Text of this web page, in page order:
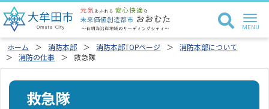
ホーム 消防本部 消防本部TOPページ
消防本部について
消防の仕事
救急隊
救急隊